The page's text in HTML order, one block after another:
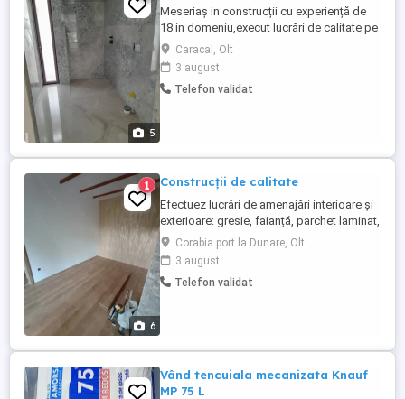
5
Meseriaș in construcții cu experiență de
18 in domeniu,execut lucrări de calitate pe
raza Caracal-Corabia-Izbiceni și
împrejurimile lor.Cer și ofer seriozitate
Caracal, Olt
3 august
Telefon validat
6
1 Construcții de calitate
Efectuez lucrări de amenajări interioare și
exterioare: gresie, faianță, parchet laminat,
băi complete cu instalația de apă,sape,
tencuiala tradițională, decorative,plasa și
adeziv,tinci, zugrăveli etc...Cer și ofer
seriozitate
Corabia port la Dunare, Olt
3 august
Telefon validat
Vând tencuiala mecanizata Knauf
MP 75 L